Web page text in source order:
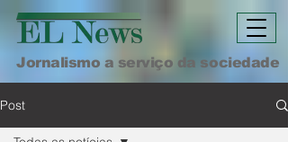
Jornalismo a serviço da sociedade
Post